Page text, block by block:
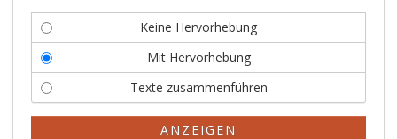
Keine Hervorhebung
Mit Hervorhebung
Texte zusammenführen
ANZEIGEN